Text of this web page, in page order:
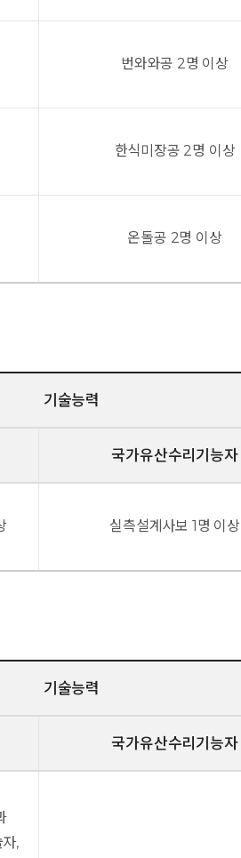
번와와공 2명 이상
한식미장공 2명 이상
온돌공 2명 이상
기술능력
국가유산수리기능자
실측설계사보 1명 이상
기술능력
국가유산수리기능자
,